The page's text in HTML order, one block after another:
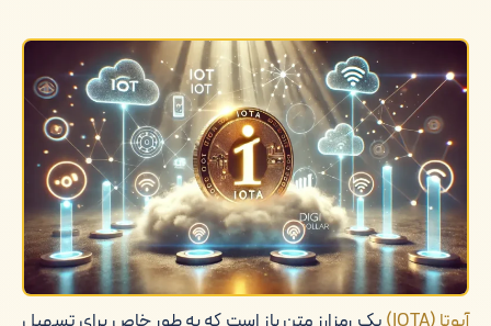
کاربردهای مختلف آیوتا در اینترنت اشیا
(IoT)